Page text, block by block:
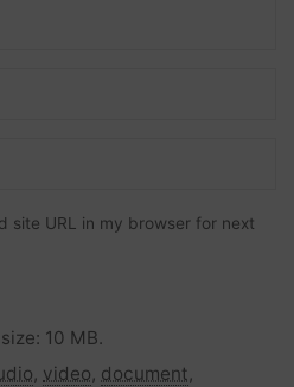
site URL in my browser for next
10 MB.
, video, document,